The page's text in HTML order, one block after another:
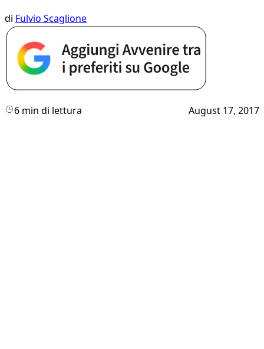
di Fulvio Scaglione
6 min di lettura August 17, 2017